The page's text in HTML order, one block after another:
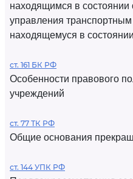
находящимся в состоянии
управления транспортным
находящемуся в
ст. 161 БК РФ
Особенности правового
учреждений
ст. 77 ТК РФ
Общие основания
ст. 144 УПК РФ